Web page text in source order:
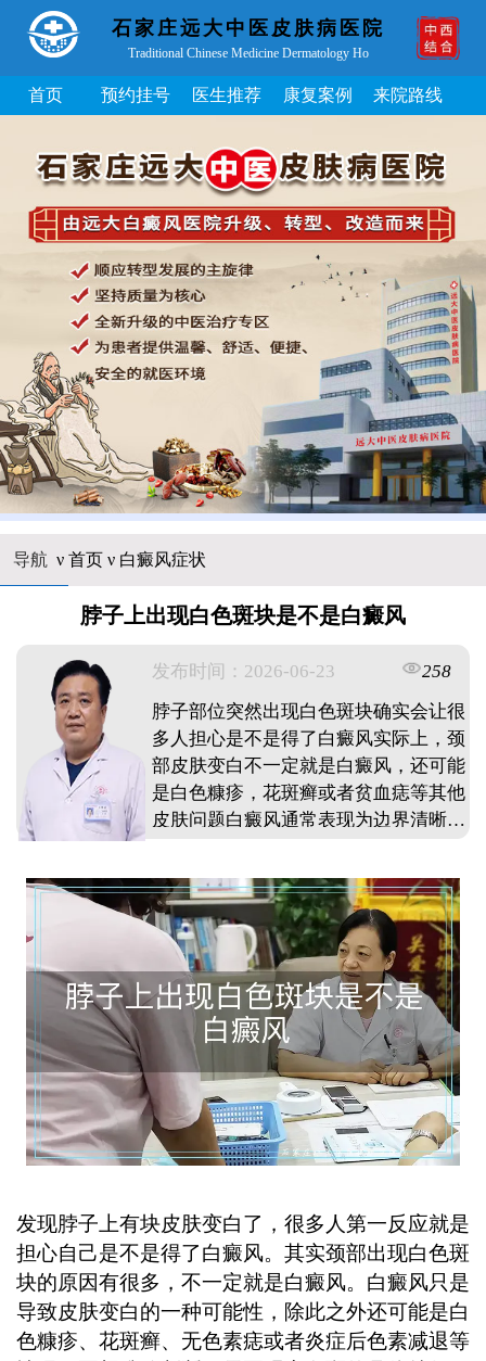
石家庄远大中医皮肤病医院
Traditional Chinese Medicine Dermatology Ho
首页 预约挂号 医生推荐 康复案例 来院路线
导航 ν 首页ν 白癜风症状
脖子上出现白色斑块是不是白癜风
发布时间：2026-06-23
258
脖子部位突然出现白色斑块确实会让很
多人担心是不是得了白癜风实际上，颈
部皮肤变白不一定就是白癜风，还可能
是白色糠疹，花斑癣或者贫血痣等其他
皮肤问题白癜风通常表现为边界清晰的
白斑会逐渐扩大如果脖子上的白斑边界
模糊，表面有细小鳞屑，或者摩擦后周
围皮肤发红而白斑不变红，那可能是其
他皮肤病建议发现颈部有不明原因的白
斑时，及时到正规医疗机构检查，通过
伍德灯或皮肤镜等专业检查手段明确诊
断，不要盲目自行判断以免延误治疗时
机。 ...
发现脖子上有块皮肤变白了，很多人第一反应就是
担心自己是不是得了白癜风。其实颈部出现白色斑
块的原因有很多，不一定就是白癜风。白癜风只是
导致皮肤变白的一种可能性，除此之外还可能是白
色糠疹、花斑癣、无色素痣或者炎症后色素减退等